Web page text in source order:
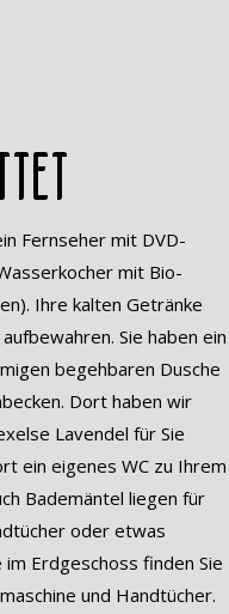
Fernseher mit DVD-
mit Bio-
Ihre kalten Getränke
Sie haben ein
begehbaren Dusche
Dort haben wir
Lavendel für Sie
ein eigenes WC zu Ihrem
Bademäntel liegen für
oder etwas
Erdgeschoss finden Sie
und Handtücher.